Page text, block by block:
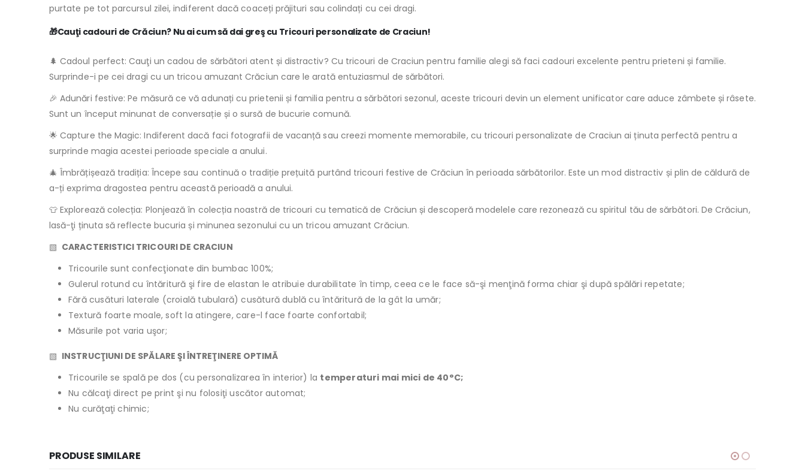
purtate pe tot parcursul zilei, indiferent dacă coaceți prăjituri sau colindați cu cei dragi.
🎁Cauţi cadouri de Crăciun? Nu ai cum să dai greş cu Tricouri personalizate de Craciun!
🌲 Cadoul perfect: Cauţi un cadou de sărbători atent și distractiv? Cu tricouri de Craciun pentru familie alegi să faci cadouri excelente pentru prieteni și familie.
Surprinde-i pe cei dragi cu un tricou amuzant Crăciun care le arată entuziasmul de sărbători.
🎉 Adunări festive: Pe măsură ce vă adunați cu prietenii și familia pentru a sărbători sezonul, aceste tricouri devin un element unificator care aduce zâmbete și râsete.
Sunt un început minunat de conversație și o sursă de bucurie comună.
🌟 Capture the Magic: Indiferent dacă faci fotografii de vacanță sau creezi momente memorabile, cu tricouri personalizate de Craciun ai ținuta perfectă pentru a
surprinde magia acestei perioade speciale a anului.
🎄 Îmbrățișează tradiția: Începe sau continuă o tradiție prețuită purtând tricouri festive de Crăciun în perioada sărbătorilor. Este un mod distractiv și plin de căldură de
a-ți exprima dragostea pentru această perioadă a anului.
👕 Explorează colecția: Plonjează în colecția noastră de tricouri cu tematică de Crăciun și descoperă modelele care rezonează cu spiritul tău de sărbători. De Crăciun,
lasă-ţi ținuta să reflecte bucuria și minunea sezonului cu un tricou amuzant Crăciun.
▧ CARACTERISTICI TRICOURI DE CRACIUN
Tricourile sunt confecţionate din bumbac 100%;
Gulerul rotund cu întăritură şi fire de elastan le atribuie durabilitate în timp, ceea ce le face să-şi menţină forma chiar şi după spălări repetate;
Fără cusături laterale (croială tubulară) cusătură dublă cu întăritură de la gât la umăr;
Textură foarte moale, soft la atingere, care-l face foarte confortabil;
Măsurile pot varia uşor;
▧ INSTRUCŢIUNI DE SPĂLARE ŞI ÎNTREŢINERE OPTIMĂ
Tricourile se spală pe dos (cu personalizarea în interior) la temperaturi mai mici de 40°C;
Nu călcaţi direct pe print şi nu folosiţi uscător automat;
Nu curăţaţi chimic;
PRODUSE SIMILARE